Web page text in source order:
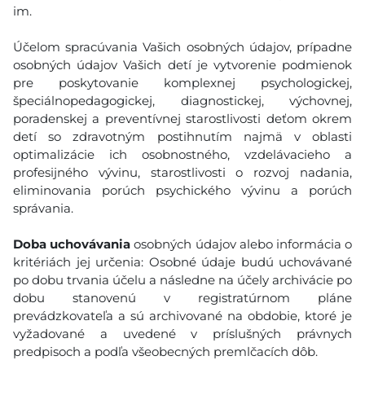
im.
Účelom spracúvania Vašich osobných údajov, prípadne
osobných údajov Vašich detí je vytvorenie podmienok
pre poskytovanie komplexnej psychologickej,
špeciálnopedagogickej, diagnostickej, výchovnej,
poradenskej a preventívnej starostlivosti deťom okrem
detí so zdravotným postihnutím najmä v oblasti
optimalizácie ich osobnostného, vzdelávacieho a
profesijného vývinu, starostlivosti o rozvoj nadania,
eliminovania porúch psychického vývinu a porúch
správania.
Doba uchovávania osobných údajov alebo informácia o
kritériách jej určenia: Osobné údaje budú uchovávané
po dobu trvania účelu a následne na účely archivácie po
dobu stanovenú v registratúrnom pláne
prevádzkovateľa a sú archivované na obdobie, ktoré je
vyžadované a uvedené v príslušných právnych
predpisoch a podľa všeobecných premlčacích dôb.